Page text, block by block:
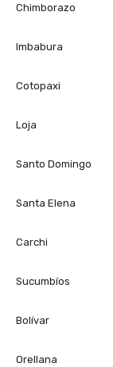
Santo
Santa